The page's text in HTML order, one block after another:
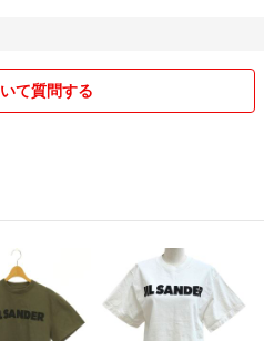
ース メンズ ユニセックス
い致します。
さい。
合は取引ナビでお伝えください。
て質問する